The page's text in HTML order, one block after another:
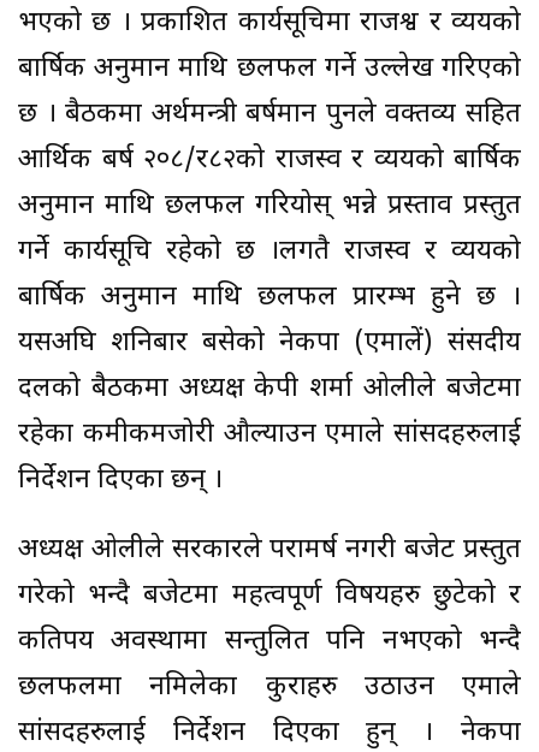
भएको छ । प्रकाशित कार्यसूचिमा राजश्व र व्ययको
बार्षिक अनुमान माथि छलफल गर्ने उल्लेख गरिएको
छ । बैठकमा अर्थमन्त्री बर्षमान पुनले वक्तव्य सहित
आर्थिक बर्ष २०८/र८२को राजस्व र व्ययको बार्षिक
अनुमान माथि छलफल गरियोस् भन्ने प्रस्ताव प्रस्तुत
गर्ने कार्यसूचि रहेको छ ।लगतै राजस्व र व्ययको
बार्षिक अनुमान माथि छलफल प्रारम्भ हुने छ ।
यसअघि शनिबार बसेको नेकपा (एमालें) संसदीय
दलको बैठकमा अध्यक्ष केपी शर्मा ओलीले बजेटमा
रहेका कमीकमजोरी औल्याउन एमाले सांसदहरुलाई
निर्देशन दिएका छन् ।
अध्यक्ष ओलीले सरकारले परामर्ष नगरी बजेट प्रस्तुत
गरेको भन्दै बजेटमा महत्वपूर्ण विषयहरु छुटेको र
कतिपय अवस्थामा सन्तुलित पनि नभएको भन्दै
छलफलमा नमिलेका कुराहरु उठाउन एमाले
सांसदहरुलाई निर्देशन दिएका हुन् । नेकपा